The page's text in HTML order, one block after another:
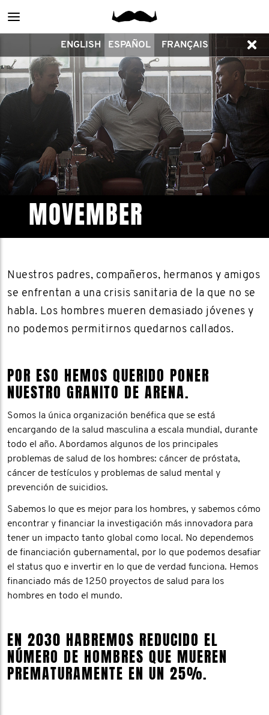
Main
ENGLISH ESPAÑOL FRANÇAIS
MOVEMBER
Nuestros padres, compañeros, hermanos y amigos
se enfrentan a una crisis sanitaria de la que no se
habla. Los hombres mueren demasiado jóvenes y
no podemos permitirnos quedarnos callados.
POR ESO HEMOS QUERIDO PONER
NUESTRO GRANITO DE ARENA.
Somos la única organización benéfica que se está
encargando de la salud masculina a escala mundial, durante
todo el año. Abordamos algunos de los principales
problemas de salud de los hombres: cáncer de próstata,
cáncer de testículos y problemas de salud mental y
prevención de suicidios.
Sabemos lo que es mejor para los hombres, y sabemos cómo
encontrar y financiar la investigación más innovadora para
tener un impacto tanto global como local. No dependemos
de financiación gubernamental, por lo que podemos desafiar
el status quo e invertir en lo que de verdad funciona. Hemos
financiado más de 1250 proyectos de salud para los
hombres en todo el mundo.
EN 2030 HABREMOS REDUCIDO EL
NÚMERO DE HOMBRES QUE MUEREN
PREMATURAMENTE EN UN 25%.